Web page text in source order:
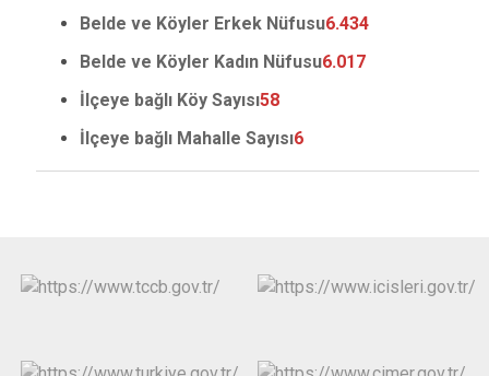
Belde ve Köyler Erkek Nüfusu6.434
Belde ve Köyler Kadın Nüfusu6.017
İlçeye bağlı Köy Sayısı58
İlçeye bağlı Mahalle Sayısı6